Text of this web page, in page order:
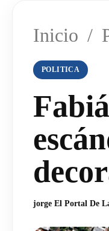
Inicio /
POLITICA
jorge El Portal De